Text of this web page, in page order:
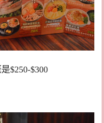
$250-$300